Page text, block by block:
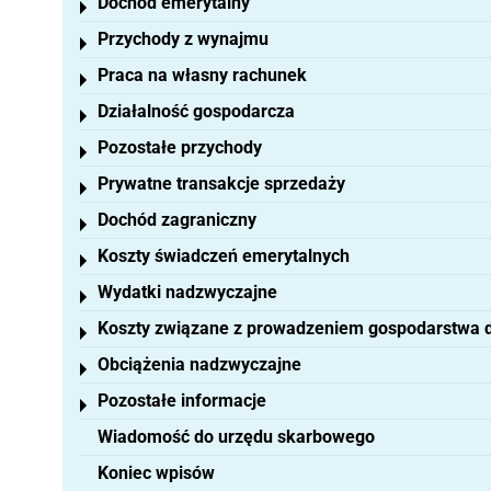
Toggle menu
Przychody z wynajmu
Toggle menu
Praca na własny rachunek
Toggle menu
Działalność gospodarcza
Toggle menu
Pozostałe przychody
Toggle menu
Prywatne transakcje sprzedaży
Toggle menu
Dochód zagraniczny
Toggle menu
Koszty świadczeń emerytalnych
Toggle menu
Wydatki nadzwyczajne
Toggle menu
Koszty związane z prowadzeniem gospodarstwa
Toggle menu
Obciążenia nadzwyczajne
Toggle menu
Pozostałe informacje
Toggle menu
Wiadomość do urzędu skarbowego
Koniec wpisów